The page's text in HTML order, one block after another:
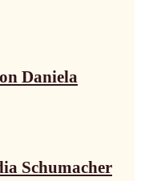
Daniela
Schumacher